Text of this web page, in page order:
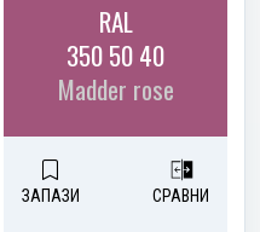
RAL
350 50 40
Madder rose
ЗАПАЗИ СРАВНИ